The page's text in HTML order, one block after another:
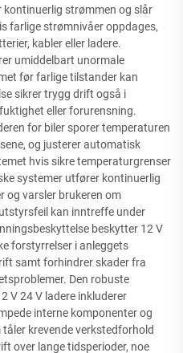
strømmen og slår
farlige strømnivåer oppdages,
kabler eller ladere.
umiddelbart unormale
før farlige tilstander kan
sikrer trygg drift også i
eller forurensning.
for biler sporer temperaturen
og justerer automatisk
hvis sikre temperaturgrenser
systemer utfører kontinuerlig
og varsler brukeren om
kan inntreffe under
beskytter 12 V
forstyrrelser i anleggets
samt forhindrer skader fra
Den robuste
V 24 V ladere inkluderer
interne komponenter og
krevende verkstedforhold
over lange tidsperioder, noe